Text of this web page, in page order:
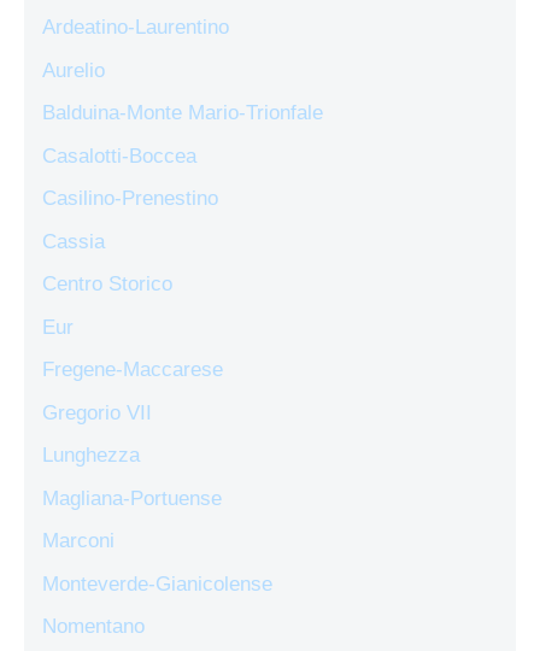
Ardeatino-Laurentino
Aurelio
Balduina-Monte Mario-Trionfale
Casalotti-Boccea
Casilino-Prenestino
Cassia
Centro Storico
Eur
Fregene-Maccarese
Gregorio VII
Lunghezza
Magliana-Portuense
Marconi
Monteverde-Gianicolense
Nomentano